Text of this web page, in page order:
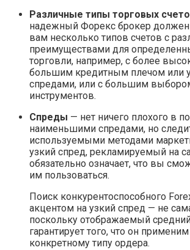
Различные типы торговых
надежный Форекс брокер
вам несколько типов счетов с
преимуществами для
торговли, например, с более
большим кредитным плечом или
спредами, или с большим
инструментов.
Спреды — нет ничего плохого в
наименьшими спредами, но
используемыми методами
узкий спред, рекламируемый на
обязательно означает, что вы
им пользоваться.
Поиск конкурентоспособного
акцентом на узкий спред — не
поскольку отображаемый
гарантирует того, что он
конкретному типу ордера.